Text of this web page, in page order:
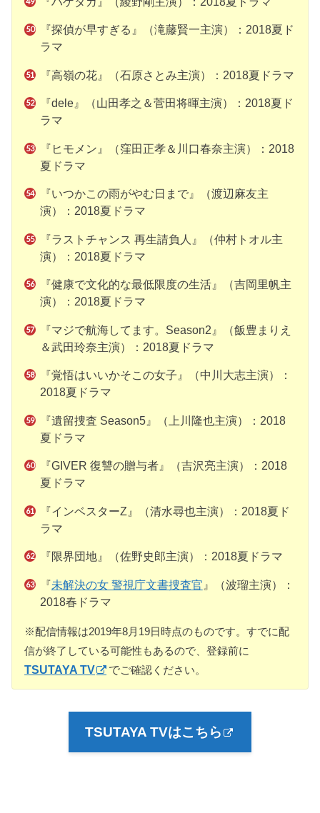
『探偵が早すぎる』（滝藤賢一主演）：2018夏ド
ラマ
『高嶺の花』（石原さとみ主演）：2018夏ドラマ
『dele』（山田孝之＆菅田将暉主演）：2018夏ド
ラマ
『ヒモメン』（窪田正孝＆川口春奈主演）：2018
夏ドラマ
『いつかこの雨がやむ日まで』（渡辺麻友主
演）：2018夏ドラマ
『ラストチャンス 再生請負人』（仲村トオル主
演）：2018夏ドラマ
『健康で文化的な最低限度の生活』（吉岡里帆主
演）：2018夏ドラマ
『マジで航海してます。Season2』（飯豊まりえ
＆武田玲奈主演）：2018夏ドラマ
『覚悟はいいかそこの女子』（中川大志主演）：
2018夏ドラマ
『遺留捜査 Season5』（上川隆也主演）：2018
夏ドラマ
『GIVER 復讐の贈与者』（吉沢亮主演）：2018
夏ドラマ
『インベスターZ』（清水尋也主演）：2018夏ド
ラマ
『限界団地』（佐野史郎主演）：2018夏ドラマ
『未解決の女 警視庁文書捜査官 』（波瑠主演）：
2018春ドラマ
※配信情報は2019年8月19日時点のものです。すでに配
信が終了している可能性もあるので、登録前に
TSUTAYA TV
でご確認ください。
TSUTAYA TVはこちら